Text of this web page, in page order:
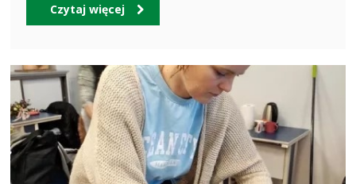
Czytaj więcej